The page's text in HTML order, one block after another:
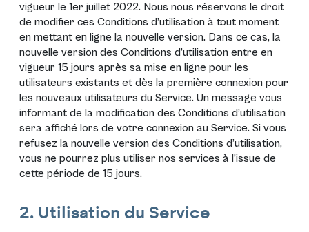
vigueur le 1er juillet 2022. Nous nous réservons le droit
de modifier ces Conditions d’utilisation à tout moment
en mettant en ligne la nouvelle version. Dans ce cas, la
nouvelle version des Conditions d’utilisation entre en
vigueur 15 jours après sa mise en ligne pour les
utilisateurs existants et dès la première connexion pour
les nouveaux utilisateurs du Service. Un message vous
informant de la modification des Conditions d’utilisation
sera affiché lors de votre connexion au Service. Si vous
refusez la nouvelle version des Conditions d’utilisation,
vous ne pourrez plus utiliser nos services à l’issue de
cette période de 15 jours.
2. Utilisation du Service